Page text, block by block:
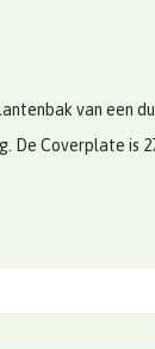
van een
Coverplate is